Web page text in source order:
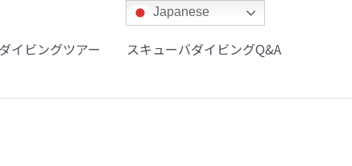
ダイビングツアー スキューバダイビングQ&A
Japanese